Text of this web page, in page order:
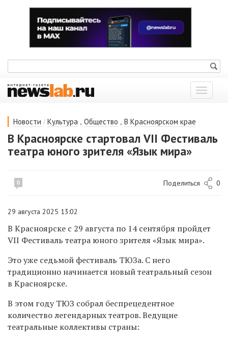
Показать
меню
Новости / Культура , Общество , В Красноярском крае
В Красноярске стартовал VII Фестиваль
театра юного зрителя «Язык мира»
0 Поделиться 0
29 августа 2025 13:02
В Красноярске с 29 августа по 14 сентября пройдет
VII Фестиваль театра юного зрителя «Язык мира».
Это уже седьмой фестиваль ТЮЗа. С него
традиционно начинается новый театральный сезон
в Красноярске.
В этом году ТЮЗ собрал беспрецедентное
количество легендарных театров. Ведущие
театральные коллективы страны: